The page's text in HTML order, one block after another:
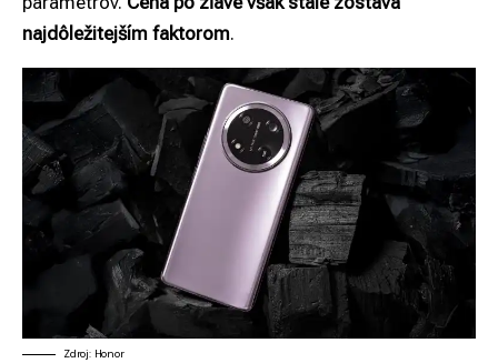
najdôležitejším faktorom.
Zdroj: Honor